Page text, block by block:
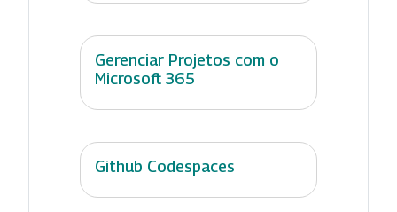
Gerenciar Projetos com o
Microsoft 365
Github Codespaces